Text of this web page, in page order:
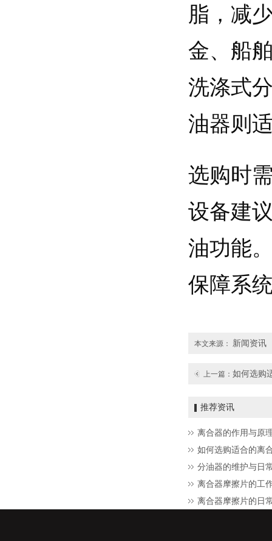
脂，减
金、船
洗涤式
油器则
选购时
设备建
油功能
保障系
本文来源： 新闻资讯
上一篇： 如何选购
推荐资讯
离合器的作用与原
如何选购适合的离
分油器的维护与日
离合器摩擦片的工
离合器摩擦片的日